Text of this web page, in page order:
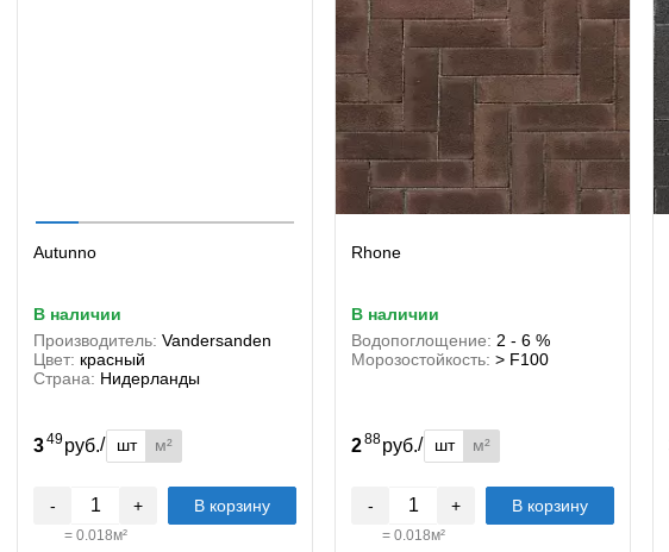
Autunno
в наличии
Производитель: Vandersanden
Цвет: красный
Страна: Нидерланды
349руб./ шт м²
- +
= 0.018м²
В корзину
Rhone
в наличии
Водопоглощение: 2 - 6 %
Морозостойкость: > F100
288руб./ шт м²
- +
= 0.018м²
В корзину